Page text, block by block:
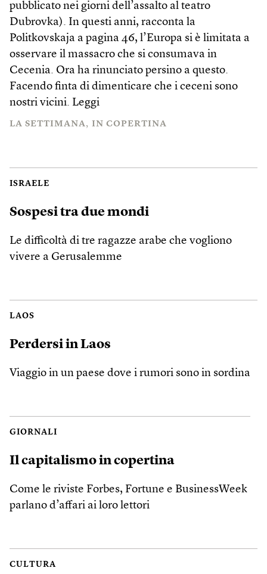
pubblicato nei giorni dell’assalto al teatro
Dubrovka). In questi anni, racconta la
Politkovskaja a pagina 46, l’Europa si è limitata a
osservare il massacro che si consumava in
Cecenia. Ora ha rinunciato persino a questo.
Facendo finta di dimenticare che i ceceni sono
nostri vicini. Leggi
LA SETTIMANA IN COPERTINA
ISRAELE
Sospesi tra due mondi
Le difficoltà di tre ragazze arabe che vogliono
vivere a Gerusalemme
LAOS
Perdersi in Laos
Viaggio in un paese dove i rumori sono in sordina
GIORNALI
Il capitalismo in copertina
Come le riviste Forbes, Fortune e BusinessWeek
parlano d’affari ai loro lettori
CULTURA